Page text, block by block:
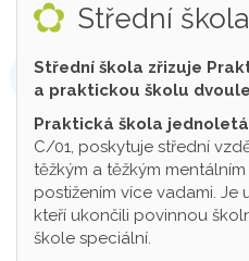
Střední škola
Střední škola zřizuje
a praktickou školu
Praktická škola jednoletá
C/01, poskytuje střední
těžkým a těžkým
postižením více vadami. Je
kteří ukončili povinnou
škole speciální.